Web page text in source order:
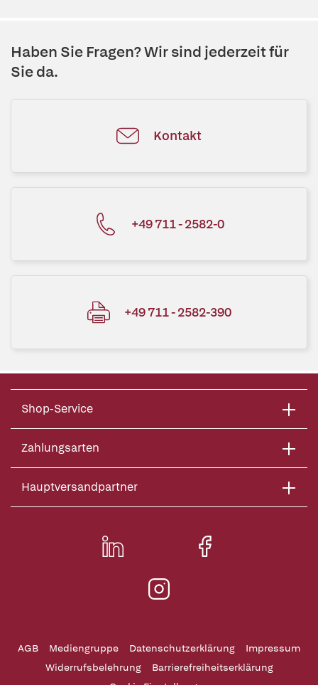
Haben Sie Fragen? Wir sind jederzeit für
Sie da.
Kontakt
+49 711 - 2582-0
+49 711 - 2582-390
Shop-Service
Zahlungsarten
Hauptversandpartner
AGB Mediengruppe Datenschutzerklärung
Impressum
Widerrufsbelehrung
Barrierefreiheitserklärung